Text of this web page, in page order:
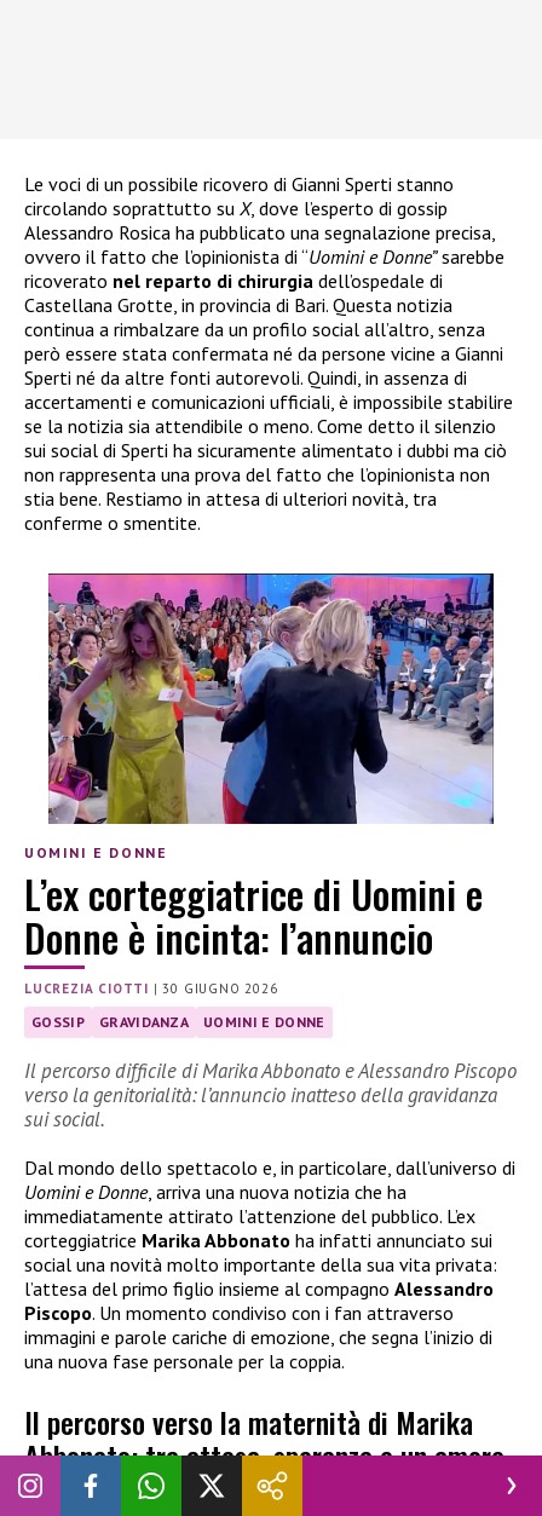
Le voci di un possibile ricovero di Gianni Sperti stanno
circolando soprattutto su X, dove l’esperto di gossip
Alessandro Rosica ha pubblicato una segnalazione precisa,
ovvero il fatto che l’opinionista di “Uomini e Donne”sarebbe
ricoverato nel reparto di chirurgia dell’ospedale di
Castellana Grotte, in provincia di Bari. Questa notizia
continua a rimbalzare da un profilo social all’altro, senza
però essere stata confermata né da persone vicine a Gianni
Sperti né da altre fonti autorevoli. Quindi, in assenza di
accertamenti e comunicazioni ufficiali, è impossibile stabilire
se la notizia sia attendibile o meno. Come detto il silenzio
sui social di Sperti ha sicuramente alimentato i dubbi ma ciò
non rappresenta una prova del fatto che l’opinionista non
stia bene. Restiamo in attesa di ulteriori novità, tra
conferme o smentite.
UOMINI E DONNE
L’ex corteggiatrice di Uomini e
Donne è incinta: l’annuncio
LUCREZIA CIOTTI |30 GIUGNO 2026
GOSSIP GRAVIDANZA UOMINI E DONNE
Il percorso difficile di Marika Abbonato e Alessandro Piscopo
verso la genitorialità: l’annuncio inatteso della gravidanza
sui social.
Dal mondo dello spettacolo e, in particolare, dall’universo di
Uomini e Donne, arriva una nuova notizia che ha
immediatamente attirato l’attenzione del pubblico. L’ex
corteggiatrice Marika Abbonato ha infatti annunciato sui
social una novità molto importante della sua vita privata:
l’attesa del primo figlio insieme al compagno Alessandro
Piscopo. Un momento condiviso con i fan attraverso
immagini e parole cariche di emozione, che segna l’inizio di
una nuova fase personale per la coppia.
Il percorso verso la maternità di Marika
Abbonato: tra attesa, speranza e un amore
che diventa realtà